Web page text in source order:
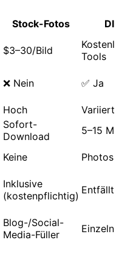
Stock-Fotos
$3–30/Bild
Tools
❌ Nein ✅ Ja
Hoch
Variiert
Sofort-
Download
5–15
Keine
Inklusive
(kostenpflichtig) Entfällt
Blog-/Social-
Media-Füller